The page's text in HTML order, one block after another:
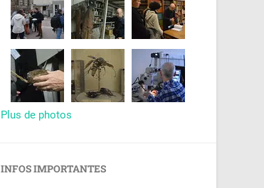
Plus de photos
INFOS IMPORTANTES